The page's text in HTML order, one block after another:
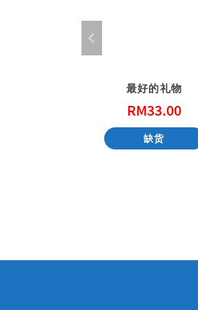
最好的礼物
RM33.00
缺货